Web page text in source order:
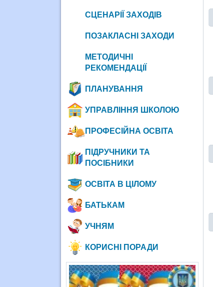
СЦЕНАРІЇ ЗАХОДІВ
ПОЗАКЛАСНІ ЗАХОДИ
МЕТОДИЧНІ
РЕКОМЕНДАЦІЇ
ПЛАНУВАННЯ
УПРАВЛІННЯ ШКОЛОЮ
ПРОФЕСІЙНА ОСВІТА
ПІДРУЧНИКИ ТА
ПОСІБНИКИ
ОСВІТА В ЦІЛОМУ
БАТЬКАМ
УЧНЯМ
КОРИСНІ ПОРАДИ